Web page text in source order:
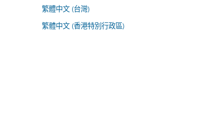
繁體中文 (台灣)
繁體中文 (香港特別行政區)